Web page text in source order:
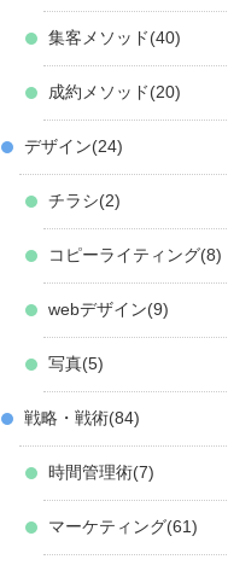
集客メソッド 40
成約メソッド 20
デザイン 24
チラシ 2
コピーライティング 8
webデザイン 9
写真 5
戦略・戦術 84
時間管理術 7
マーケティング 61